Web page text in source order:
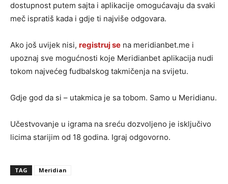
dostupnost putem sajta i aplikacije omogućavaju da svaki
meč ispratiš kada i gdje ti najviše odgovara.
Ako još uvijek nisi, registruj se na meridianbet.me i
upoznaj sve mogućnosti koje Meridianbet aplikacija nudi
tokom najvećeg fudbalskog takmičenja na svijetu.
Gdje god da si – utakmica je sa tobom. Samo u Meridianu.
Učestvovanje u igrama na sreću dozvoljeno je isključivo
licima starijim od 18 godina. Igraj odgovorno.
TAG Meridian